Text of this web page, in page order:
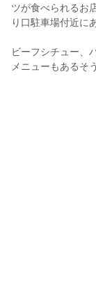
ツが食べられるお
り口駐車場付近に
ビーフシチュー、
メニューもあるそ